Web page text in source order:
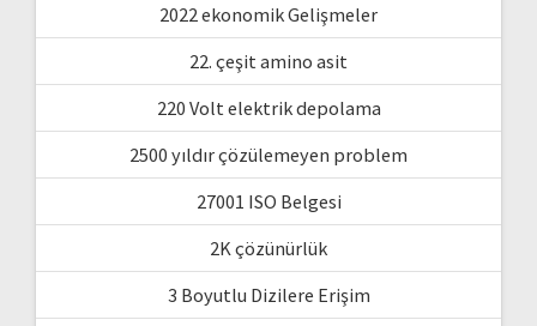
2022 ekonomik Gelişmeler
22. çeşit amino asit
220 Volt elektrik depolama
2500 yıldır çözülemeyen problem
27001 ISO Belgesi
2K çözünürlük
3 Boyutlu Dizilere Erişim